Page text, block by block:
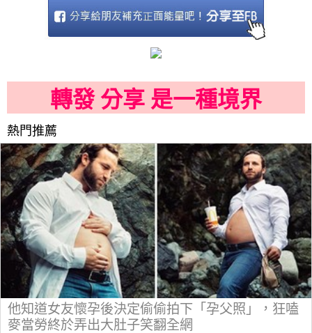
轉發 分享 是一種境界
熱門推薦
他知道女友懷孕後決定偷偷拍下「孕父照」，狂嗑
麥當勞終於弄出大肚子笑翻全網